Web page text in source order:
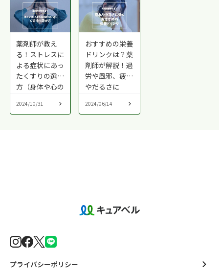
薬剤師が教え
る！ストレスに
よる症状にあっ
たくすりの選び
方（身体や心の
2024/10/31
おすすめの栄養
ドリンクは？薬
剤師が解説！過
労や風邪、疲れ
やだるさに
2024/06/14
プライバシーポリシー